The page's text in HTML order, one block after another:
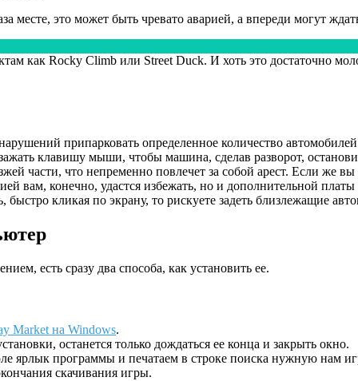
месте, это может быть чревато аварией, а впереди могут
как Rocky Climb или Street Duck. И хоть это достаточно
припарковать определенное количество
клавишу мыши, чтобы машина, сделав разворот,
части, что непременно повлечет за собой арест. Если же
вам, конечно, удастся избежать, но и дополнительной
кликая по экрану, то рискуете задеть близлежащие
есть сразу два способа, как установить ее.
Market на Windows.
останется только дождаться ее конца и закрыть окно.
ярлык программы и печатаем в строке поиска нужную нам
скачивания игры.